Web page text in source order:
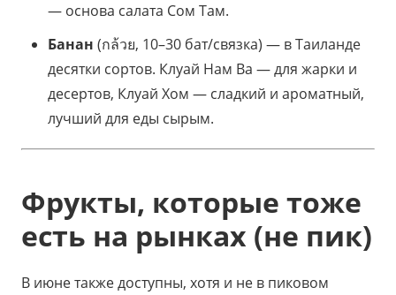
— основа салата Сом Там.
Банан (กล้วย, 10–30 бат/связка) — в Таиланде
десятки сортов. Клуай Нам Ва — для жарки и
десертов, Клуай Хом — сладкий и ароматный,
лучший для еды сырым.
Фрукты, которые тоже
есть на рынках (не пик)
В июне также доступны, хотя и не в пиковом